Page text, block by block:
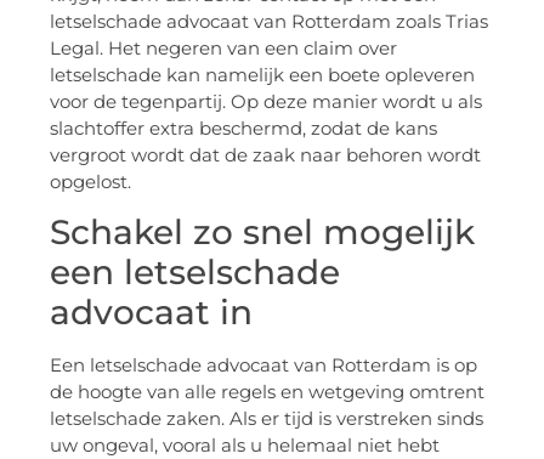
letselschade advocaat van Rotterdam zoals Trias
Legal. Het negeren van een claim over
letselschade kan namelijk een boete opleveren
voor de tegenpartij. Op deze manier wordt u als
slachtoffer extra beschermd, zodat de kans
vergroot wordt dat de zaak naar behoren wordt
opgelost.
Schakel zo snel mogelijk
een letselschade
advocaat in
Een letselschade advocaat van Rotterdam is op
de hoogte van alle regels en wetgeving omtrent
letselschade zaken. Als er tijd is verstreken sinds
uw ongeval, vooral als u helemaal niet hebt